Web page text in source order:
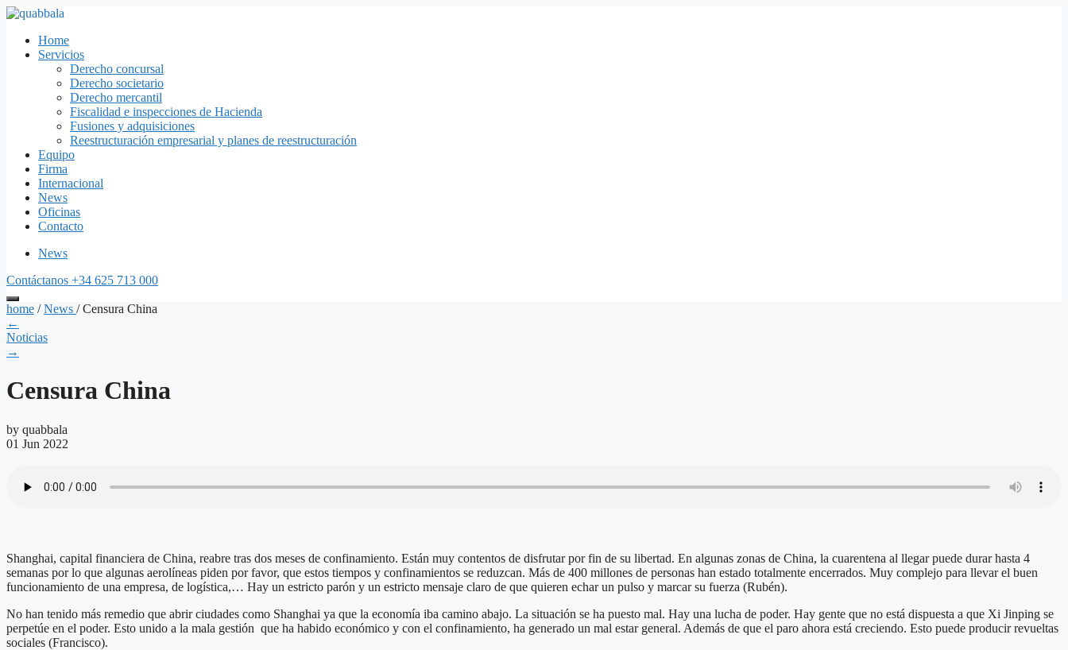
Home
Servicios
Derecho concursal
Derecho societario
Derecho mercantil
Fiscalidad e inspecciones de Hacienda
Fusiones y adquisiciones
Reestructuración empresarial y planes de reestructuración
Equipo
Firma
Internacional
News
Oficinas
Contacto
News
Contáctanos +34 625 713 000
home / News / Censura China
←
Noticias
→
Censura China
by quabbala
01 Jun 2022
Shanghai, capital financiera de China, reabre tras dos meses de confinamiento. Están muy contentos de disfrutar por fin de su libertad. En algunas zonas de China, la cuarentena al llegar puede durar hasta 4
semanas por lo que algunas aerolíneas piden por favor, que estos tiempos y confinamientos se reduzcan. Más de 400 millones de personas han estado totalmente encerrados. Muy complejo para llevar el buen
funcionamiento de una empresa, de logística,… Hay un estricto parón y un estricto mensaje claro de que quieren echar un pulso y marcar su fuerza (Rubén).
No han tenido más remedio que abrir ciudades como Shanghai ya que la economía iba camino abajo. La situación se ha puesto mal. Hay una lucha de poder. Hay gente que no está dispuesta a que Xi Jinping se
perpetúe en el poder. Esto unido a la mala gestión que ha habido económico y con el confinamiento, ha generado un mal estar general. Además de que el paro ahora está creciendo. Esto puede producir revueltas
sociales (Francisco).